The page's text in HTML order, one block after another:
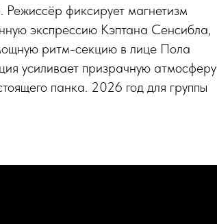
фиксирует магнетизм
экспрессию Кэптана Сенсибла,
ритм-секцию в лице Пола
усиливает призрачную атмосферу
панка. 2026 год для группы